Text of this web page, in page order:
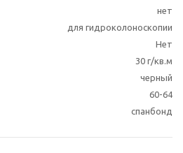
нет
для гидроколоноскопии
Нет
30 г/кв.м
черный
60-64
спанбонд